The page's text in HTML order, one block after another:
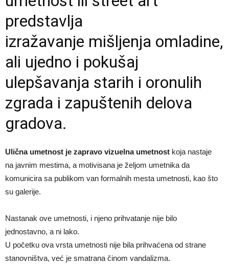
predstavlja
izražavanje mišljenja omladine,
ali ujedno i pokušaj
ulepšavanja starih i oronulih
zgrada i zapuštenih delova
gradova.
Ulična umetnost je zapravo vizuelna umetnost koja nastaje
na javnim mestima, a motivisana je željom umetnika da
komunicira sa publikom van formalnih mesta umetnosti, kao što
su galerije.
Nastanak ove umetnosti, i njeno prihvatanje nije bilo
jednostavno, a ni lako.
U početku ova vrsta umetnosti nije bila prihvaćena od strane
stanovništva, već je smatrana činom vandalizma.